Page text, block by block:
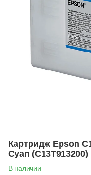
Картридж Epson
Cyan (C13T913200)
В наличии